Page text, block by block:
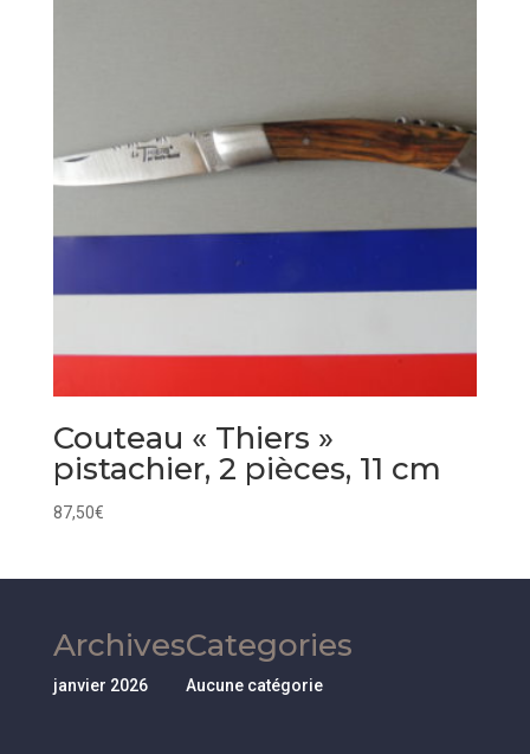
Couteau « Thiers »
pistachier, 2 pièces, 11 cm
87,50€
Archives
janvier 2026
Categories
Aucune catégorie